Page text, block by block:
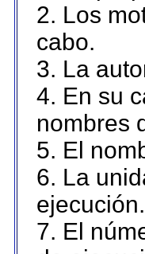
2. Los
cabo.
3. La
4. En su
nombres
5. El
6. La
ejecución.
7. El